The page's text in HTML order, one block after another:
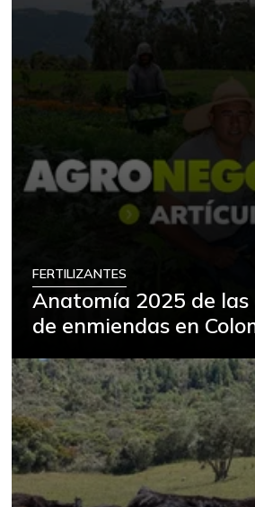
FERTILIZANTES
Anatomía 2025 de las
de enmiendas en